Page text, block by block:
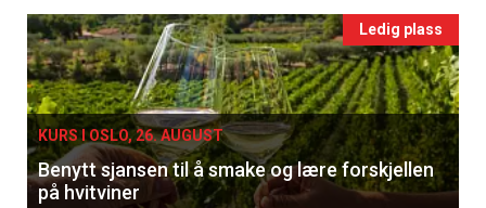
Ledig plass
KURS I OSLO, 26. AUGUST
Benytt sjansen til å smake og lære forskjellen
på hvitviner